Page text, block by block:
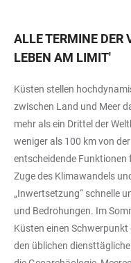
ALLE TERMINE DER
LEBEN AM LIMIT'
Küsten stellen
zwischen Land und Meer
mehr als ein Drittel der
weniger als 100 km von
entscheidende
Zuge des Klimawandels
„Inwertsetzung“ schnelle
und Bedrohungen. Im
Küsten einen Schwerpunkt
den üblichen